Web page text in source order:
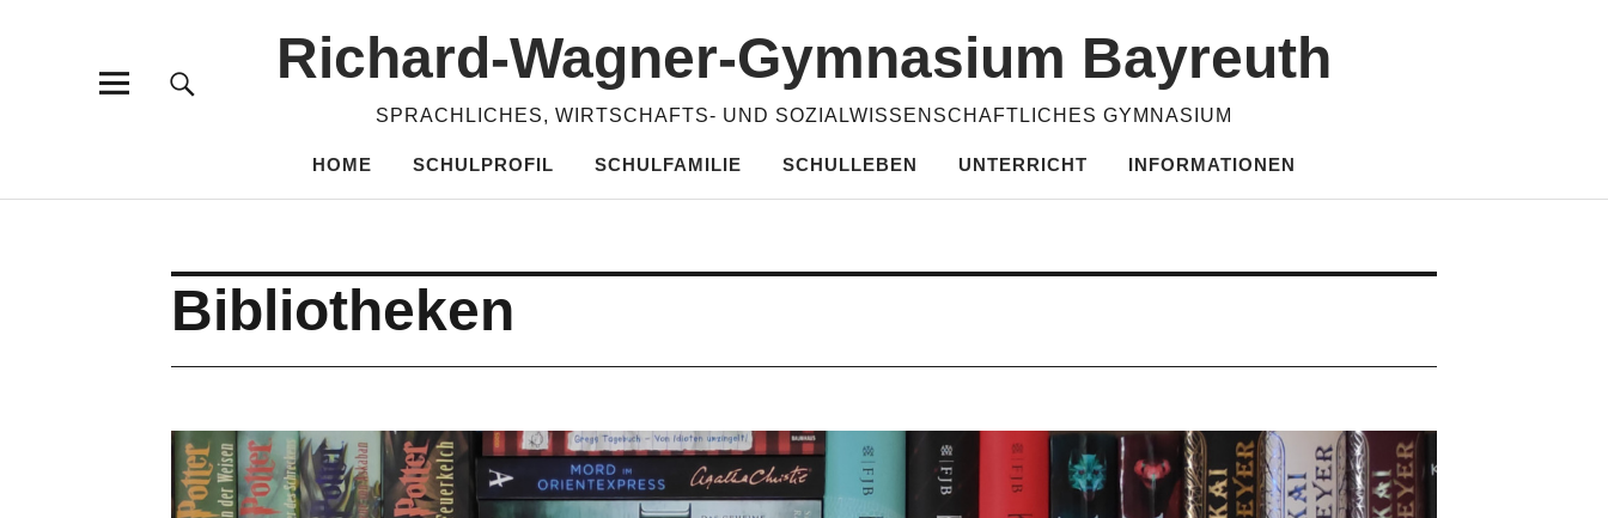
Richard-​​Wagner-​​Gymnasium Bayreuth
SPRACHLICHES, WIRTSCHAFTS- UND SOZIALWISSENSCHAFTLICHES GYMNASIUM
HOME SCHULPROFIL SCHULFAMILIE SCHULLEBEN UNTERRICHT INFORMATIONEN
Bibliotheken